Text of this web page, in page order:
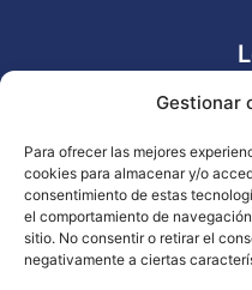
Gestionar
Para ofrecer las mejores
cookies para almacenar y/o
consentimiento de estas
el comportamiento de
sitio. No consentir o retirar el
negativamente a ciertas
Política